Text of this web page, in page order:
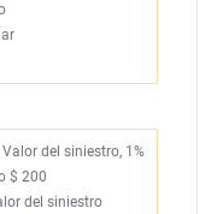
del siniestro, 1%
$ 200
del siniestro